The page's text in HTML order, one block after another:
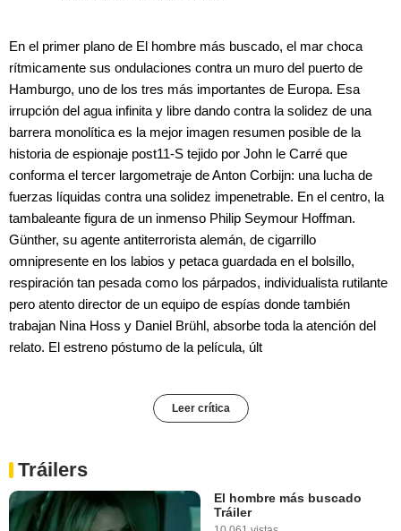
En el primer plano de El hombre más buscado, el mar choca
rítmicamente sus ondulaciones contra un muro del puerto de
Hamburgo, uno de los tres más importantes de Europa. Esa
irrupción del agua infinita y libre dando contra la solidez de una
barrera monolítica es la mejor imagen resumen posible de la
historia de espionaje post11-S tejido por John le Carré que
conforma el tercer largometraje de Anton Corbijn: una lucha de
fuerzas líquidas contra una solidez impenetrable. En el centro, la
tambaleante figura de un inmenso Philip Seymour Hoffman.
Günther, su agente antiterrorista alemán, de cigarrillo
omnipresente en los labios y petaca guardada en el bolsillo,
respiración tan pesada como los párpados, individualista rutilante
pero atento director de un equipo de espías donde también
trabajan Nina Hoss y Daniel Brühl, absorbe toda la atención del
relato. El estreno póstumo de la película, últ
Leer crítica
Tráilers
El hombre más buscado
Tráiler